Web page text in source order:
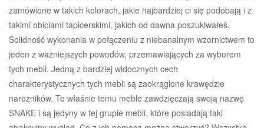
zamówione w takich kolorach, jakie najbardziej ci się podobają i z
takimi obiciami tapicerskimi, jakich od dawna poszukiwałeś.
Solidność wykonania w połączeniu z niebanalnym wzornictwem to
jeden z ważniejszych powodów, przemawiających za wyborem
tych mebli. Jedną z bardziej widocznych cech
charakterystycznych tych mebli są zaokrąglone krawędzie
narożników. To właśnie temu meble zawdzięczają swoją nazwę
SNAKE i są jedyny w tej grupie mebli, które posiadają taki